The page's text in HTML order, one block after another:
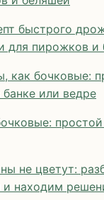
быстрого
для пирожков и